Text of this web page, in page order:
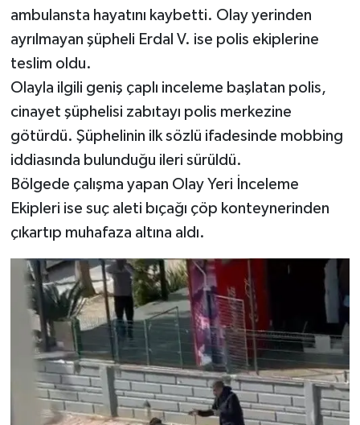
ambulansta hayatını kaybetti. Olay yerinden
ayrılmayan şüpheli Erdal V. ise polis ekiplerine
teslim oldu.
Olayla ilgili geniş çaplı inceleme başlatan polis,
cinayet şüphelisi zabıtayı polis merkezine
götürdü. Şüphelinin ilk sözlü ifadesinde mobbing
iddiasında bulunduğu ileri sürüldü.
Bölgede çalışma yapan Olay Yeri İnceleme
Ekipleri ise suç aleti bıçağı çöp konteynerinden
çıkartıp muhafaza altına aldı.